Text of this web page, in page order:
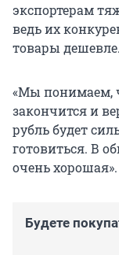
экспортерам
ведь их
товары дешевле.
«Мы понимаем,
закончится и
рубль будет
готовиться. В
очень хорошая».
Будете